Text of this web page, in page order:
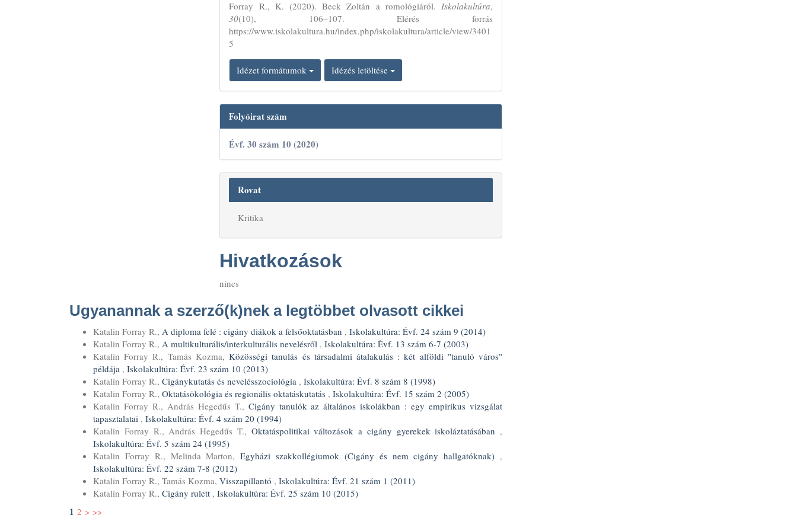
Forray R., K. (2020). Beck Zoltán a romológiáról. Iskolakultúra,
30(10), 106–107. Elérés forrás
https://www.iskolakultura.hu/index.php/iskolakultura/article/view/3401
5
Idézet formátumok Idézés letöltése
Folyóirat szám
Évf. 30 szám 10 (2020)
Rovat
Kritika
Hivatkozások
nincs
Ugyanannak a szerző(k)nek a legtöbbet olvasott cikkei
Katalin Forray R., A diploma felé : cigány diákok a felsőoktatásban , Iskolakultúra: Évf. 24 szám 9 (2014)
Katalin Forray R., A multikulturális/interkulturális nevelésről , Iskolakultúra: Évf. 13 szám 6-7 (2003)
Katalin Forray R., Tamás Kozma,Közösségi tanulás és társadalmi átalakulás : két alföldi "tanuló város"
példája , Iskolakultúra: Évf. 23 szám 10 (2013)
Katalin Forray R., Cigánykutatás és nevelésszociológia , Iskolakultúra: Évf. 8 szám 8 (1998)
Katalin Forray R., Oktatásökológia és regionális oktatáskutatás , Iskolakultúra: Évf. 15 szám 2 (2005)
Katalin Forray R., András Hegedűs T., Cigány tanulók az általános iskolákban : egy empirikus vizsgálat
tapasztalatai , Iskolakultúra: Évf. 4 szám 20 (1994)
Katalin Forray R., András Hegedűs T., Oktatáspolitikai változások a cigány gyerekek iskoláztatásában ,
Iskolakultúra: Évf. 5 szám 24 (1995)
Katalin Forray R., Melinda Marton,Egyházi szakkollégiumok (Cigány és nem cigány hallgatóknak) ,
Iskolakultúra: Évf. 22 szám 7-8 (2012)
Katalin Forray R., Tamás Kozma, Visszapillantó , Iskolakultúra: Évf. 21 szám 1 (2011)
Katalin Forray R., Cigány rulett , Iskolakultúra: Évf. 25 szám 10 (2015)
1 2 > >>